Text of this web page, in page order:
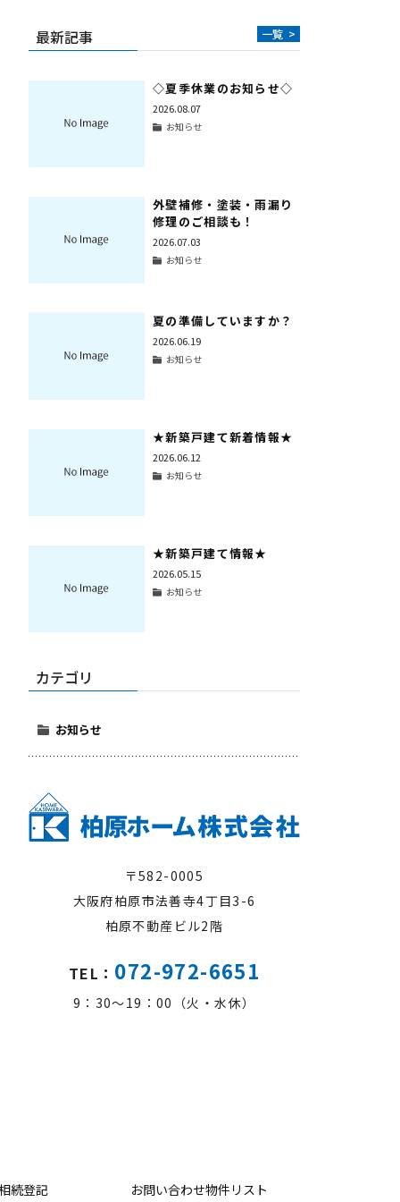
最新記事 一覧 >
◇夏季休業のお知らせ◇
2026.08.07
お知らせ
外壁補修・塗装・雨漏り
修理のご相談も！
2026.07.03
お知らせ
夏の準備していますか？
2026.06.19
お知らせ
★新築戸建て新着情報★
2026.06.12
お知らせ
★新築戸建て情報★
2026.05.15
お知らせ
カテゴリ
お知らせ
〒582-0005
大阪府柏原市法善寺4丁目3-6
柏原不動産ビル2階
TEL： 072-972-6651
9：30～19：00（火・水休）
続登記 お問い合わせ物件リスト